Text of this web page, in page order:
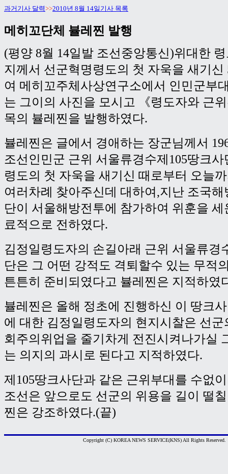
과거기사 달력>>2010년 8월 14일기사 목록
메히꼬단체 뷸레찐 발행
(평양 8월 14일발 조선중앙통신)위대한
지께서 선군혁명령도의 첫 자욱을 새기신
여 메히꼬주체사상연구소에서 인민군부
는 그이의 사진을 모시고 《령도자와 근
목의 뷸레찐을 발행하였다.
뷸레찐은 글에서 경애하는 장군님께서
조선인민군 근위 서울류경수제105땅크
령도의 첫 자욱을 새기신 때로부터 오늘
여러차례 찾아주신데 대하여,지난 조국
단이 서울해방전투에 참가하여 위훈을
료적으로 전하였다.
김정일령도자의 손길아래 근위 서울류경
단은 그 어떤 강적도 격퇴할수 있는 무적
튼튼히 준비되였다고 뷸레찐은 지적하였
뷸레찐은 올해 정초에 진행하신 이 땅크
에 대한 김정일령도자의 현지시찰은 선
회주의위업을 줄기차게 전진시켜나가실
는 의지의 과시로 된다고 지적하였다.
제105땅크사단과 같은 근위부대를 수없
조선은 앞으로도 선군의 위용을 길이 떨
찐은 강조하였다.(끝)
Copyright (C) KOREA NEWS SERVICE(KNS) All Rights Reserved.